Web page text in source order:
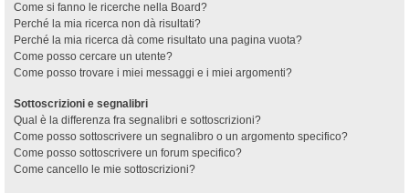
Come si fanno le ricerche nella Board?
Perché la mia ricerca non dà risultati?
Perché la mia ricerca dà come risultato una pagina vuota?
Come posso cercare un utente?
Come posso trovare i miei messaggi e i miei argomenti?
Sottoscrizioni e segnalibri
Qual è la differenza fra segnalibri e sottoscrizioni?
Come posso sottoscrivere un segnalibro o un argomento specifico?
Come posso sottoscrivere un forum specifico?
Come cancello le mie sottoscrizioni?